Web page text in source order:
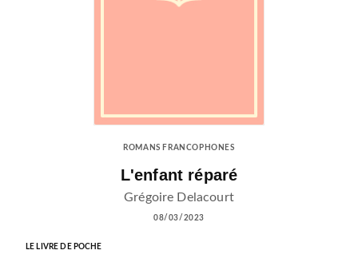
ROMANS FRANCOPHONES
L'enfant réparé
Grégoire Delacourt
08/03/2023
LE LIVRE DE POCHE